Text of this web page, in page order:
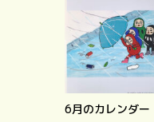
6月のカレンダー